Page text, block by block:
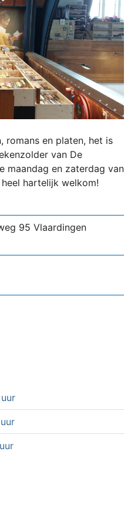
romans en platen, het is
van De
maandag en zaterdag van
hartelijk welkom!
95 Vlaardingen